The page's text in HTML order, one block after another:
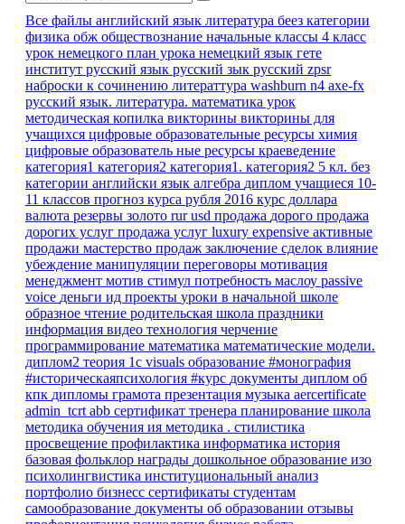
Все файлы английский язык литература беез категории
физика обж обществознание начальные классы 4 класс
урок немецкого план урока немецкий язык гете
институт русский язык русский зык русский zpsr
наброски к сочинению литераттура washburn n4 axe-fx
русский язык. литература. математика урок
методическая копилка викторины викторины для
учащихся цифровые образовательные ресурсы химия
цифровые образователь ные ресурсы краеведение
категория1 категория2 категория1. категория2 5 кл. без
категории английски язык алгебра диплом учащиеся 10-
11 классов прогноз курса рубля 2016 курс доллара
валюта резервы золото rurusd продажа дорого продажа
дорогих услуг продажа услуг luxury expensive активные
продажи мастерство продаж заключение сделок влияние
убеждение манипуляции переговоры мотивация
менеджмент мотив стимул потребность маслоу passive
voice деньги ид проекты уроки в начальной школе
образное чтение родительская школа праздники
информация видео технология черчение
программирование математика математические модели.
диплом2 теория 1с visuals образование #монография
#историческаяпсихология #курс документы диплом об
кпк дипломы грамота презентация музыка aercertificate
admin_tcrt abb сертификат тренера планирование школа
методика обучения ия методика . стилистика
просвещение профилактика информатика история
базовая фольклор награды дошкольное образование изо
психолингвистика институциональный анализ
портфолио бизнесс сертификаты студентам
самообразование документы об образовании отзывы